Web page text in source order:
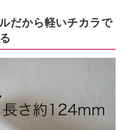
だから軽いチカラで